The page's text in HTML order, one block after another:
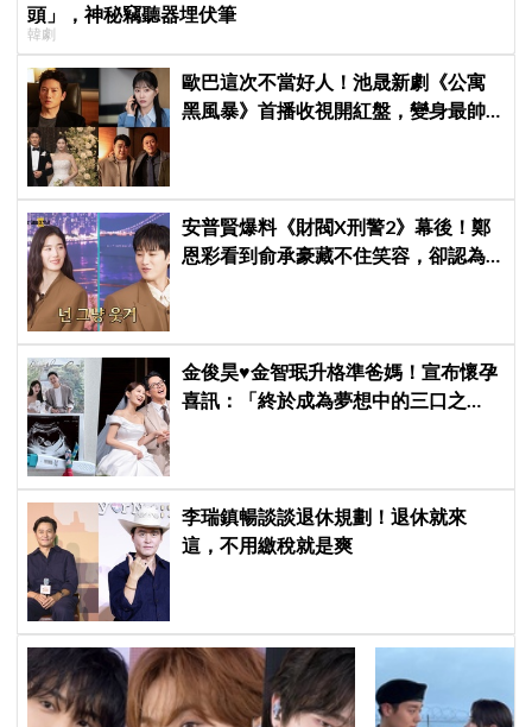
頭」，神秘竊聽器埋伏筆
韓劇
歐巴這次不當好人！池晟新劇《公寓
黑風暴》首播收視開紅盤，變身最帥
安普賢爆料《財閥X刑警2》幕後！鄭
恩彩看到俞承豪藏不住笑容，卻認為
金俊昊♥金智珉升格準爸媽！宣布懷孕
喜訊：「終於成為夢想中的三口之
李瑞鎮暢談談退休規劃！退休就來
這，不用繳稅就是爽